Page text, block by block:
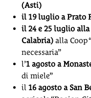
(Asti)
il 19 luglio a Prato
il 24 e 25 luglio
Calabria) alla Coop
necessaria”
l’1 agosto a
di miele”
il 16 agosto a San